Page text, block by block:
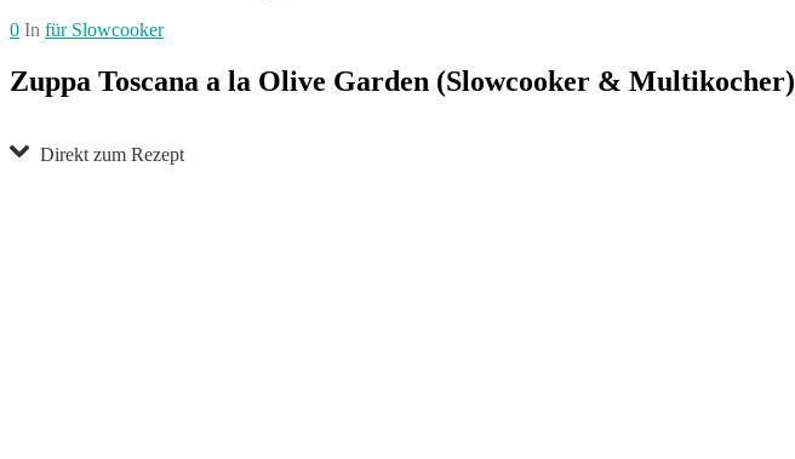
0 In für Slowcooker
Zuppa Toscana a la Olive Garden (Slowcooker & Multikocher)
Direkt zum Rezept